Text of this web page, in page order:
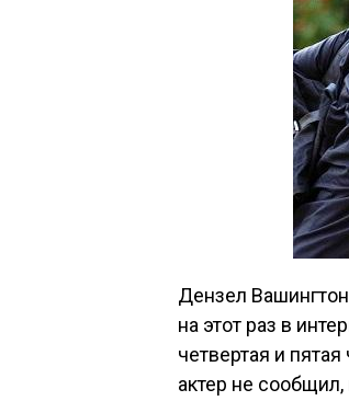
Дензел
на этот раз в
четвертая и пятая
актер не